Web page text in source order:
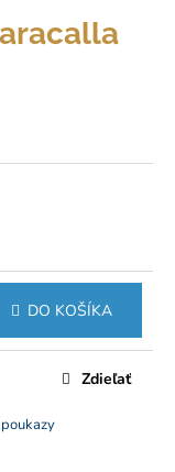
DO KOŠÍKA
Zdieľať